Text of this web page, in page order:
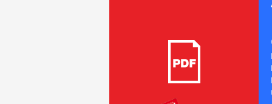
Un couple qui dure dans le temps Résistance,